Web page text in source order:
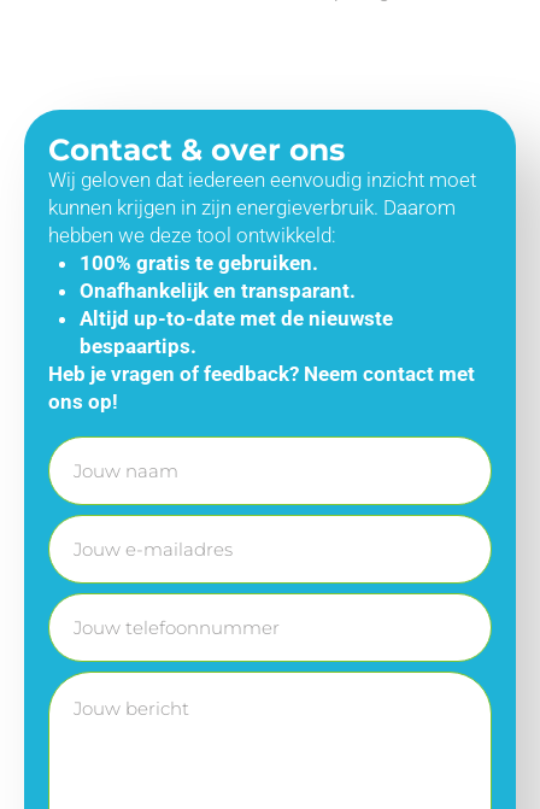
Contact & over ons
Wij geloven dat iedereen eenvoudig inzicht moet
kunnen krijgen in zijn energieverbruik. Daarom
hebben we deze tool ontwikkeld:
100% gratis te gebruiken.
Onafhankelijk en transparant.
Altijd up-to-date met de nieuwste
bespaartips.
Heb je vragen of feedback? Neem contact met
ons op!